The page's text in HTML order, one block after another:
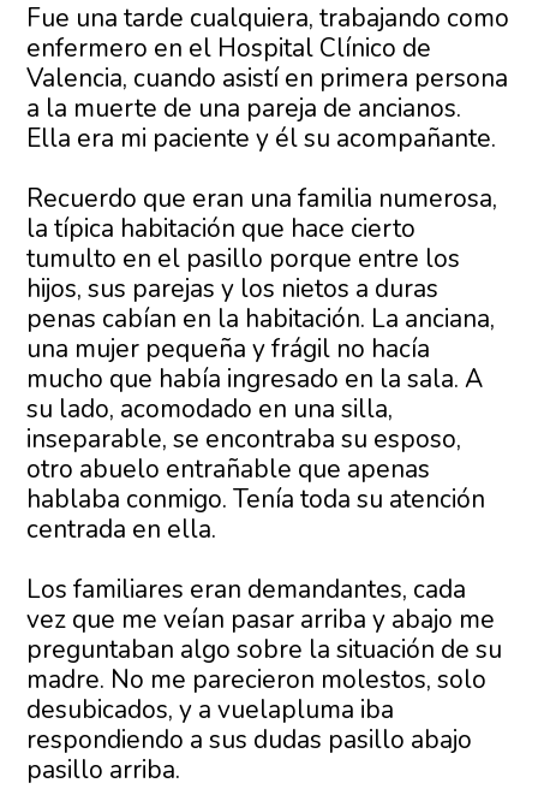
Fue una tarde cualquiera, trabajando como
enfermero en el Hospital Clínico de
Valencia, cuando asistí en primera persona
a la muerte de una pareja de ancianos.
Ella era mi paciente y él su acompañante.
Recuerdo que eran una familia numerosa,
la típica habitación que hace cierto
tumulto en el pasillo porque entre los
hijos, sus parejas y los nietos a duras
penas cabían en la habitación. La anciana,
una mujer pequeña y frágil no hacía
mucho que había ingresado en la sala. A
su lado, acomodado en una silla,
inseparable, se encontraba su esposo,
otro abuelo entrañable que apenas
hablaba conmigo. Tenía toda su atención
centrada en ella.
Los familiares eran demandantes, cada
vez que me veían pasar arriba y abajo me
preguntaban algo sobre la situación de su
madre. No me parecieron molestos, solo
desubicados, y a vuelapluma iba
respondiendo a sus dudas pasillo abajo
pasillo arriba.